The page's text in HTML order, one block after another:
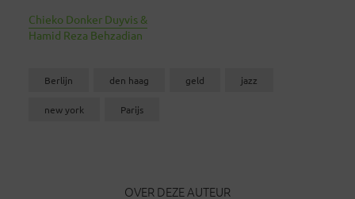
Chieko Donker Duyvis &
Hamid Reza Behzadian
Berlijn den haag geld jazz
new york Parijs
OVER DEZE AUTEUR